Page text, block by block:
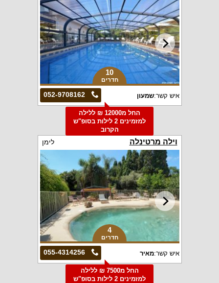
10
חדרים
052-9708162 איש קשר:שמעון
החל מ12000 ₪ ללילה
למזמינים 2 לילות בסופ"ש
הקרוב
וילה מרטינלה לימן
4
חדרים
055-4314256 איש קשר:מאיר
החל מ7500 ₪ ללילה
למזמינים 2 לילות בסופ"ש